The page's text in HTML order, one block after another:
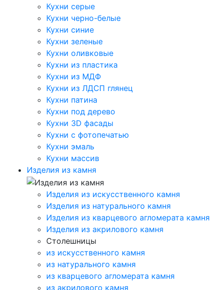
Кухни серые
Кухни черно-белые
Кухни синие
Кухни зеленые
Кухни оливковые
Кухни из пластика
Кухни из МДФ
Кухни из ЛДСП глянец
Кухни патина
Кухни под дерево
Кухни 3D фасады
Кухни с фотопечатью
Кухни эмаль
Кухни массив
Изделия из камня
Изделия из искусственного камня
Изделия из натурального камня
Изделия из кварцевого агломерата камня
Изделия из акрилового камня
Столешницы
из искусственного камня
из натурального камня
из кварцевого агломерата камня
из акрилового камня